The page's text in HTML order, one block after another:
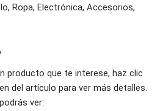
Ropa, Electrónica, Accesorios,
producto que te interese, haz clic
del artículo para ver más detalles.
ver: